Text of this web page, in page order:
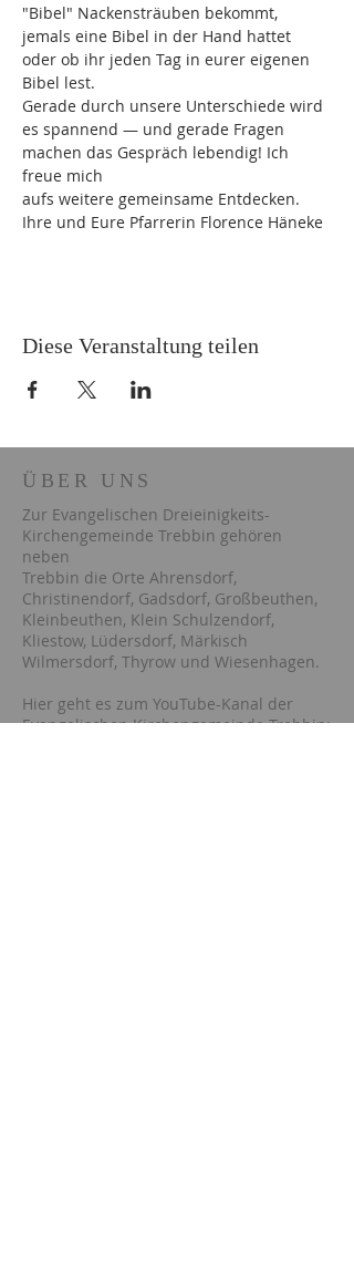
"Bibel" Nackensträuben bekommt,
jemals eine Bibel in der Hand hattet
oder ob ihr jeden Tag in eurer eigenen
Bibel lest.
Gerade durch unsere Unterschiede wird
es spannend — und gerade Fragen
machen das Gespräch lebendig! Ich
freue mich
aufs weitere gemeinsame Entdecken.
Ihre und Eure Pfarrerin Florence Häneke
Diese Veranstaltung teilen
ÜBER UNS
Zur Evangelischen Dreieinigkeits-
Kirchengemeinde Trebbin gehören
neben
Trebbin die Orte Ahrensdorf,
Christinendorf, Gadsdorf, Großbeuthen,
Kleinbeuthen, Klein Schulzendorf,
Kliestow, Lüdersdorf, Märkisch
Wilmersdorf, Thyrow und Wiesenhagen.
Hier geht es zum YouTube-Kanal der
Evangelischen Kirchengemeinde Trebbin: